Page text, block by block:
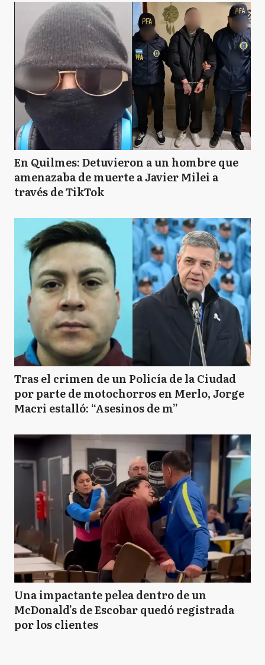
En Quilmes: Detuvieron a un hombre que
amenazaba de muerte a Javier Milei a
través de TikTok
Tras el crimen de un Policía de la Ciudad
por parte de motochorros en Merlo, Jorge
Macri estalló: “Asesinos de m”
Una impactante pelea dentro de un
McDonald’s de Escobar quedó registrada
por los clientes